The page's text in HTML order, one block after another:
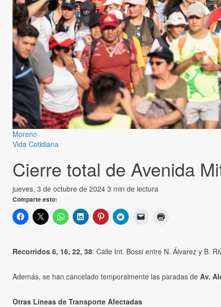
Moreno
Vida Cotidiana
Cierre total de Avenida
jueves, 3 de octubre de 2024 3 min de lectura
Comparte esto:
Recorridos 6, 16, 22, 38: Calle Int. Bossi entre N. Álvarez y B.
Además, se han cancelado temporalmente las paradas de Av.
Otras Líneas de Transporte Afectadas